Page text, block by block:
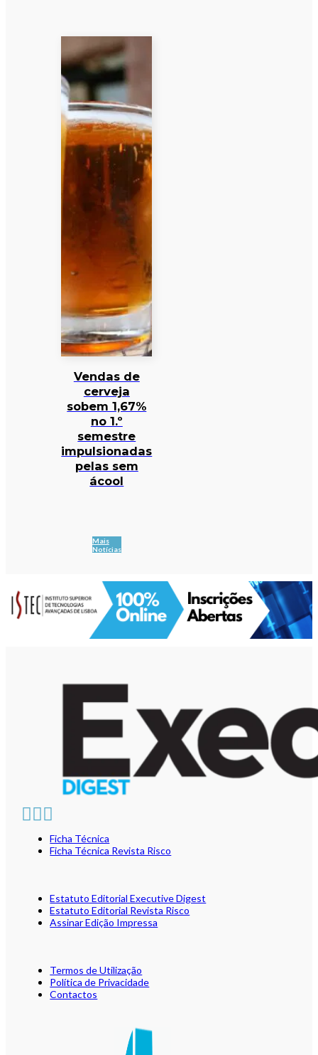
Vendas de
cerveja
sobem 1,67%
no 1.º
semestre
impulsionadas
pelas sem
ácool
Mais
Notícias
Ficha Técnica
Ficha Técnica Revista Risco
Estatuto Editorial Executive Digest
Estatuto Editorial Revista Risco
Assinar Edição Impressa
Termos de Utilização
Política de Privacidade
Contactos